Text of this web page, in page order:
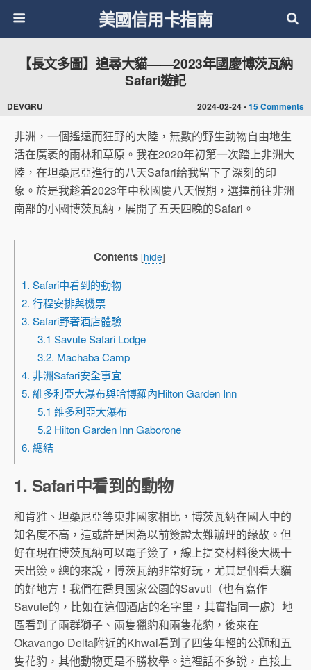
美國信用卡指南
2024-02-24 •15 Comments
【長文多圖】追尋大貓——2023年國慶博茨瓦納
Safari遊記
DEVGRU
非洲，一個遙遠而狂野的大陸，無數的野生動物自由地生
活在廣袤的雨林和草原。我在2020年初第一次踏上非洲大
陸，在坦桑尼亞進行的八天Safari給我留下了深刻的印
象。於是我趁着2023年中秋國慶八天假期，選擇前往非洲
南部的小國博茨瓦納，展開了五天四晚的Safari。
Contents [hide]
1. Safari中看到的動物
2. 行程安排與機票
3. Safari野奢酒店體驗
3.1 Savute Safari Lodge
3.2. Machaba Camp
4. 非洲Safari安全事宜
5. 維多利亞大瀑布與哈博羅內Hilton Garden Inn
5.1 維多利亞大瀑布
5.2 Hilton Garden Inn Gaborone
6. 總結
1. Safari中看到的動物
和肯雅、坦桑尼亞等東非國家相比，博茨瓦納在國人中的
知名度不高，這或許是因為以前簽證太難辦理的緣故。但
好在現在博茨瓦納可以電子簽了，線上提交材料後大概十
天出簽。總的來說，博茨瓦納非常好玩，尤其是個看大貓
的好地方！我們在喬貝國家公園的Savuti（也有寫作
Savute的，比如在這個酒店的名字里，其實指同一處）地
區看到了兩群獅子、兩隻獵豹和兩隻花豹，後來在
Okavango Delta附近的Khwai看到了四隻年輕的公獅和五
隻花豹，其他動物更是不勝枚舉。這裡話不多說，直接上